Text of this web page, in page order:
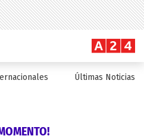
Últimas Noticias